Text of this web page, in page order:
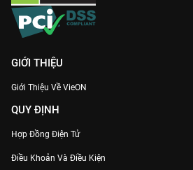
GIỚI THIỆU
Giới Thiệu Về VieON
QUY ĐỊNH
Hợp Đồng Điện Tử
Điều Khoản Và Điều Kiện